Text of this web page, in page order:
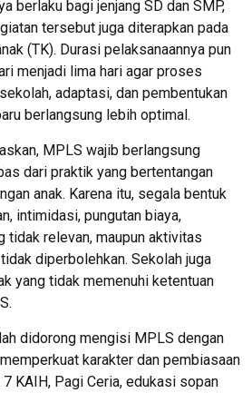
berlaku bagi jenjang SD dan SMP,
tersebut juga diterapkan pada
(TK). Durasi pelaksanaannya pun
menjadi lima hari agar proses
adaptasi, dan pembentukan
berlangsung lebih optimal.
MPLS wajib berlangsung
dari praktik yang bertentangan
anak. Karena itu, segala bentuk
intimidasi, pungutan biaya,
tidak relevan, maupun aktivitas
diperbolehkan. Sekolah juga
yang tidak memenuhi ketentuan
didorong mengisi MPLS dengan
karakter dan pembiasaan
KAIH, Pagi Ceria, edukasi sopan